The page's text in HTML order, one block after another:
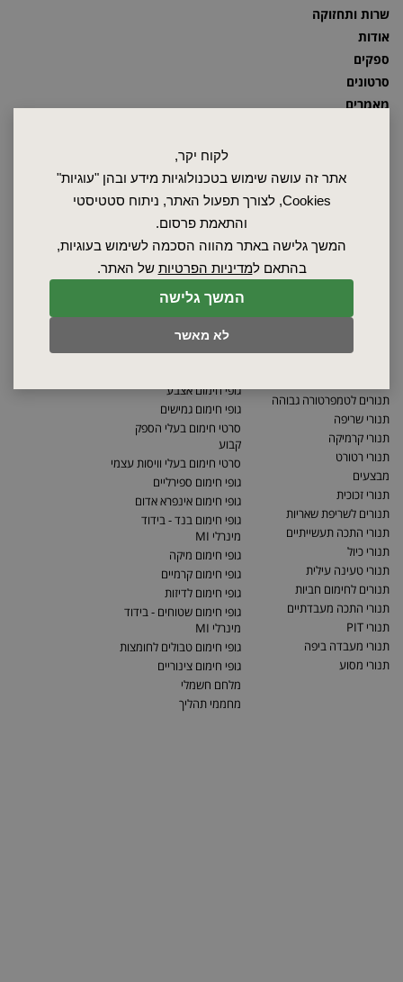
המשך גלישה
לא מאשר
לקוח יקר,
אתר זה עושה שימוש בטכנולוגיות מידע ובהן "עוגיות"
Cookies, לצורך תפעול האתר, ניתוח סטטיסטי
והתאמת פרסום.
המשך גלישה באתר מהווה הסכמה לשימוש בעוגיות,
בהתאם למדיניות הפרטיות של האתר.
שרות ותחזוקה
אודות
ספקים
סרטונים
מאמרים
הצהרת נגישות
מדיניות פרטיות
תנורים תעשייתיים
תנורים לטמפרטורה גבוהה
תנורי שריפה
תנורי קרמיקה
תנורי רטורט
מבצעים
תנורי זכוכית
תנורים לשריפת שאריות
תנורי התכה תעשייתיים
תנורי כיול
תנורי טעינה עילית
תנורים לחימום חביות
תנורי התכה מעבדתיים
תנורי PIT
תנורי מעבדה ביפה
תנורי מסוע
תנורי תא
תנורי נידוף ממיסים
בידוד לתנורים
מידוף לתנורים
אמבטי מים
גופי חימום אצבע
גופי חימום גמישים
סרטי חימום בעלי הספק
קבוע
סרטי חימום בעלי וויסות עצמי
גופי חימום ספירליים
גופי חימום אינפרא אדום
גופי חימום בנד - בידוד
מינרלי MI
גופי חימום מיקה
גופי חימום קרמיים
גופי חימום לדיזות
גופי חימום שטוחים - בידוד
מינרלי MI
גופי חימום טבולים לחומצות
גופי חימום צינוריים
מלחם חשמלי
מחממי תהליך